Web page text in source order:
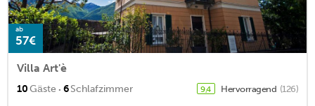
ab
57€
Villa Art'è
10Gäste · 6Schlafzimmer 9,4 Hervorragend (126)